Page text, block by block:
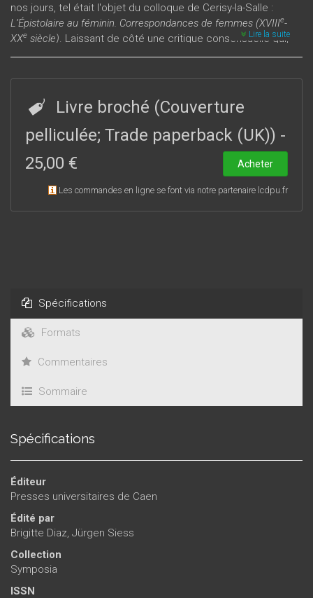
nos jours, tel était l'objet du colloque de Cerisy-la-Salle :
L’Épistolaire au féminin. Correspondances de femmes (XVIIIe-
XXe siècle). Laissant de côté une critique consensuelle qui,
de La Bruyère à Sainte-Beuve, s’est accordée à féminiser le
pour saisir les liens, tant réels qu’imaginaires, qui se sont
tissés entre la lettre et le féminin. De M me du Deffand à
Marguerite Yourcenar, en passant par Mme de Graffigny, M
Riccoboni, M me
de Charrière, George Sand, Marie d’Agoult,
jusqu’aux épistolières d’aujourd’hui, les femmes ont fait
volontiers de leur correspondance le lieu où construire leur
identité dans le dépassement des modèles imposés. Elles y
ont aussi cherché les voies de passage entre l’écriture
Lire la suite
Livre broché (Couverture
pelliculée; Trade paperback (UK)) -
25,00 €
Acheter
Les commandes en ligne se font via notre partenaire lcdpu.fr
Spécifications
Formats
Commentaires
Sommaire
Spécifications
Éditeur
Presses universitaires de Caen
Édité par
Brigitte Diaz Jürgen Siess
Collection
Symposia
ISSN